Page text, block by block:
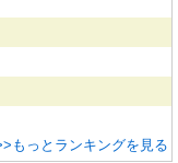
もっとランキングを見る